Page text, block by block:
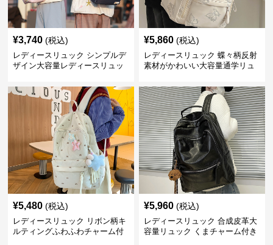
¥3,740 (税込)
レディースリュック シンプルデ
ザイン大容量レディースリュッ
¥5,860 (税込)
レディースリュック 蝶々柄反射
素材がかわいい大容量通学リュ
¥5,480 (税込)
レディースリュック リボン柄キ
ルティングふわふわチャーム付
¥5,960 (税込)
レディースリュック 合成皮革大
容量リュック くまチャーム付き